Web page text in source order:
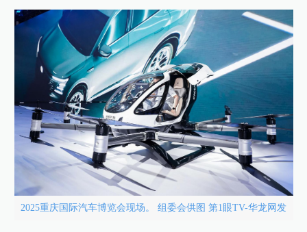
2025重庆国际汽车博览会现场。 组委会供图 第1眼TV-华龙网发